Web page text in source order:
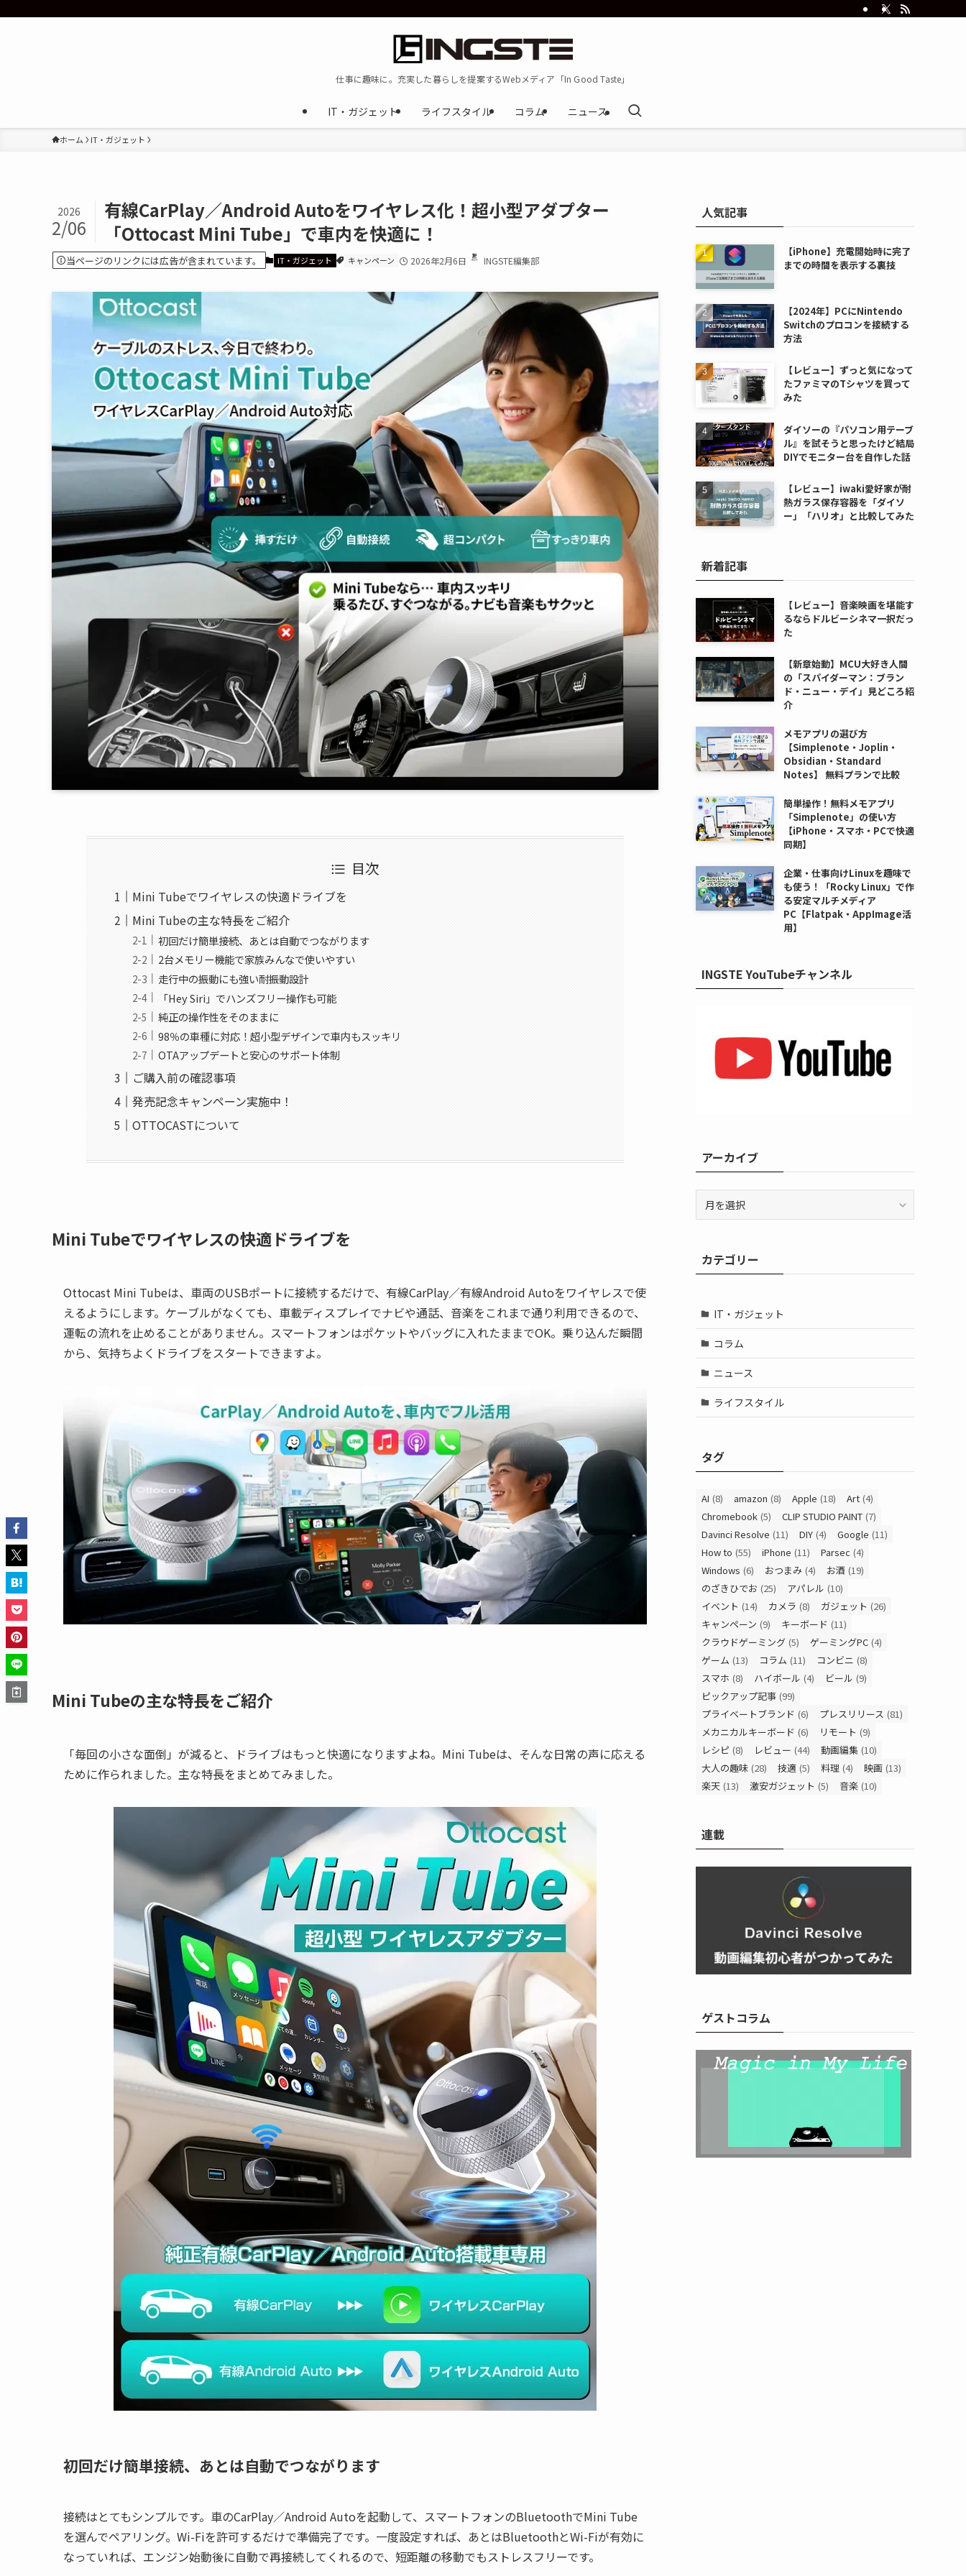
仕事に趣味に。充実した暮らしを提案するWebメディア「In Good Taste」
IT・ガジェット ライフスタイル コラム ニュース
ホーム IT・ガジェット
有線CarPlay／Android Autoをワイヤレス化！超小型アダプター
「Ottocast Mini Tube」で車内を快適に！
2026
2/06
当ページのリンクには広告が含まれています。 IT・ガジェット キャンペーン 2026年2月6日 INGSTE編集部
目次
Mini Tubeでワイヤレスの快適ドライブを
Mini Tubeの主な特長をご紹介
初回だけ簡単接続、あとは自動でつながります
2台メモリー機能で家族みんなで使いやすい
走行中の振動にも強い耐振動設計
「Hey Siri」でハンズフリー操作も可能
純正の操作性をそのままに
98％の車種に対応！超小型デザインで車内もスッキリ
OTAアップデートと安心のサポート体制
ご購入前の確認事項
発売記念キャンペーン実施中！
OTTOCASTについて
Mini Tubeでワイヤレスの快適ドライブを
Ottocast Mini Tubeは、車両のUSBポートに接続するだけで、有線CarPlay／有線Android Autoをワイヤレスで使
えるようにします。ケーブルがなくても、車載ディスプレイでナビや通話、音楽をこれまで通り利用できるので、
運転の流れを止めることがありません。スマートフォンはポケットやバッグに入れたままでOK。乗り込んだ瞬間
から、気持ちよくドライブをスタートできますよ。
Mini Tubeの主な特長をご紹介
「毎回の小さな面倒」が減ると、ドライブはもっと快適になりますよね。Mini Tubeは、そんな日常の声に応える
ために作られました。主な特長をまとめてみました。
初回だけ簡単接続、あとは自動でつながります
接続はとてもシンプルです。車のCarPlay／Android Autoを起動して、スマートフォンのBluetoothでMini Tube
を選んでペアリング。Wi-Fiを許可するだけで準備完了です。一度設定すれば、あとはBluetoothとWi-Fiが有効に
なっていれば、エンジン始動後に自動で再接続してくれるので、短距離の移動でもストレスフリーです。
人気記事
【iPhone】充電開始時に完了
までの時間を表示する裏技
【2024年】PCにNintendo
Switchのプロコンを接続する
方法
【レビュー】ずっと気になって
たファミマのTシャツを買って
みた
ダイソーの『パソコン用テーブ
ル』を試そうと思ったけど結局
DIYでモニター台を自作した話
【レビュー】iwaki愛好家が耐
熱ガラス保存容器を「ダイソ
ー」「ハリオ」と比較してみた
新着記事
【レビュー】音楽映画を堪能す
るならドルビーシネマ一択だっ
た
【新章始動】MCU大好き人間
の「スパイダーマン：ブラン
ド・ニュー・デイ」見どころ紹
介
メモアプリの選び方
【Simplenote・Joplin・
Obsidian・Standard
Notes】 無料プランで比較
簡単操作！無料メモアプリ
「Simplenote」の使い方
【iPhone・スマホ・PCで快適
同期】
企業・仕事向けLinuxを趣味で
も使う！「Rocky Linux」で作
る安定マルチメディア
PC【Flatpak・AppImage活
用】
INGSTE YouTubeチャンネル
アーカイブ
ブカテゴリー
IT・ガジェット
コラム
ニュース
ライフスタイル
タグ
AI (8) amazon (8) Apple (18) Art (4)
Chromebook (5) CLIP STUDIO PAINT (7)
Davinci Resolve (11) DIY (4) Google (11)
How to (55) iPhone (11) Parsec (4)
Windows (6) おつまみ (4) お酒 (19)
のざきひでお (25) アパレル (10)
イベント (14) カメラ (8) ガジェット (26)
キャンペーン (9) キーボード (11)
クラウドゲーミング (5) ゲーミングPC (4)
ゲーム (13) コラム (11) コンビニ (8)
スマホ (8) ハイボール (4) ビール (9)
ピックアップ記事 (99)
プライベートブランド (6) プレスリリース (81)
メカニカルキーボード (6) リモート (9)
レシピ (8) レビュー (44) 動画編集 (10)
大人の趣味 (28) 技適 (5) 料理 (4) 映画 (13)
楽天 (13) 激安ガジェット (5) 音楽 (10)
連載
ゲストコラム